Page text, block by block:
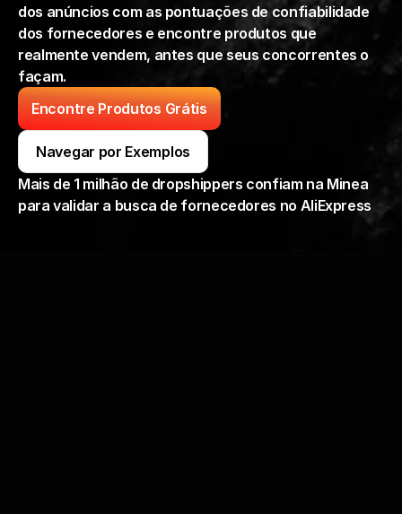
dos anúncios com as pontuações de confiabilidade
dos fornecedores e encontre produtos que
realmente vendem, antes que seus concorrentes o
façam.
Encontre Produtos Grátis
Navegar por Exemplos
Mais de 1 milhão de dropshippers confiam na Minea
para validar a busca de fornecedores no AliExpress